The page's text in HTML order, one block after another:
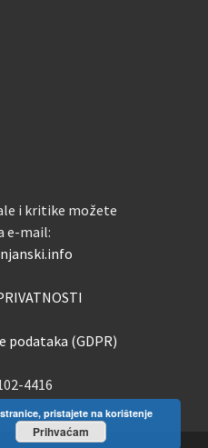
i kritike možete
e-mail:
podataka (GDPR)
4416
pristajete na korištenje
Prihvaćam